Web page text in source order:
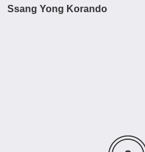
Ssang Yong Korando